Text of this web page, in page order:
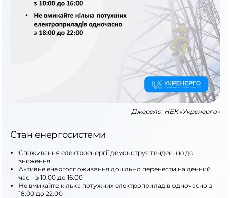
Джерело: НЕК «Укренерго»
Стан енергосистеми
Споживання електроенергії демонструє тенденцію до
зниження
Активне енергоспоживання доцільно перенести на денний
час – з 10:00 до 16:00
Не вмикайте кілька потужних електроприладів одночасно з
18:00 до 22:00